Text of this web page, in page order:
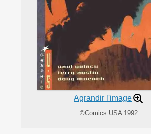
Agrandir l'image
©Comics USA 1992